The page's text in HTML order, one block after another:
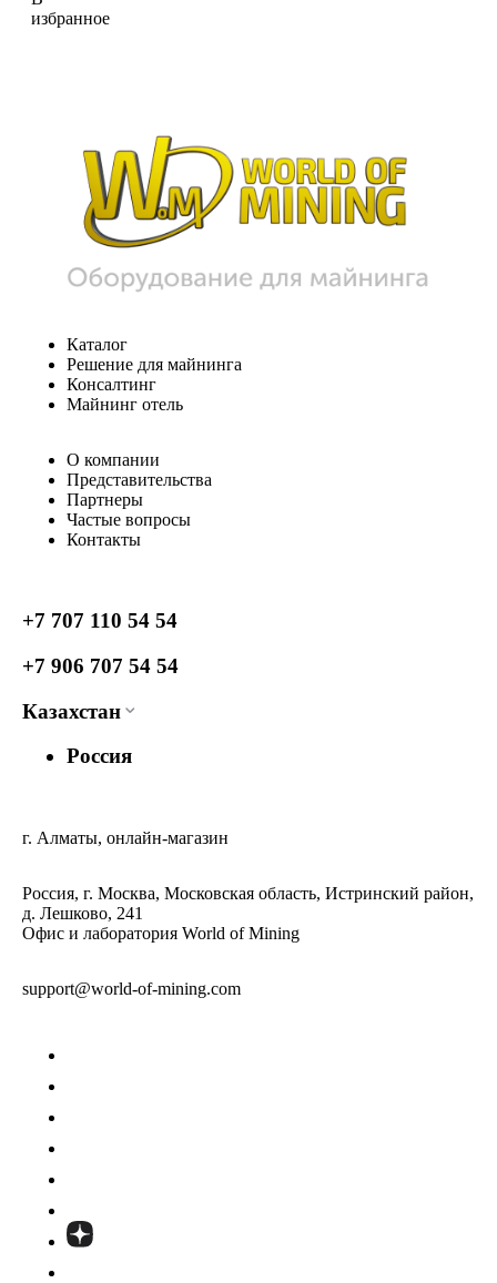
избранное
Каталог
Решение для майнинга
Консалтинг
Майнинг отель
О компании
Представительства
Партнеры
Частые вопросы
Контакты
+7 707 110 54 54
+7 906 707 54 54
Казахстан
Россия
г. Алматы, онлайн-магазин
Россия, г. Москва, Московская область, Истринский район,
д. Лешково, 241
Офис и лаборатория World of Mining
support@world-of-mining.com